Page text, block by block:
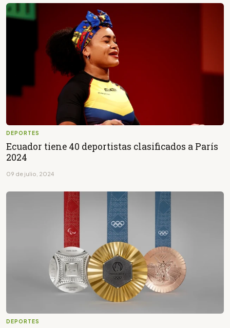
DEPORTES
Ecuador tiene 40 deportistas clasificados a París
2024
09 de julio, 2024
DEPORTES